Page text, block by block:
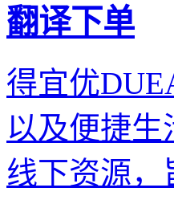
翻译下单
得宜优
以及便捷
线下资源